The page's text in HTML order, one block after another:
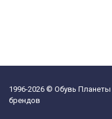
1996-2026 © Обувь
брендов